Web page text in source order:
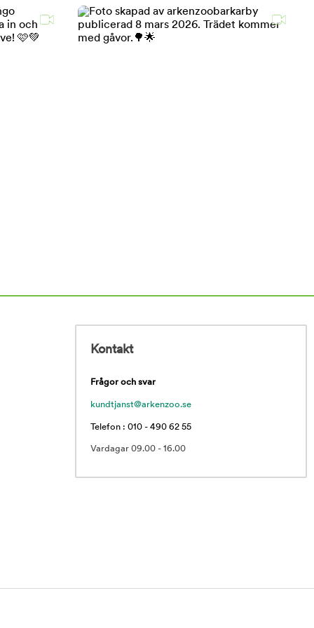
Kontakt
Frågor och svar
kundtjanst@arkenzoo.se
Telefon : 010 - 490 62 55
Vardagar 09.00 - 16.00